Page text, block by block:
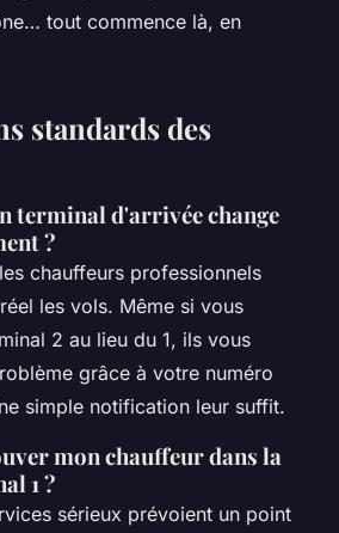
tout commence là, en
standards des
terminal d'arrivée change
?
chauffeurs professionnels
les vols. Même si vous
2 au lieu du 1, ils vous
grâce à votre numéro
simple notification leur suffit.
mon chauffeur dans la
1 ?
sérieux prévoient un point